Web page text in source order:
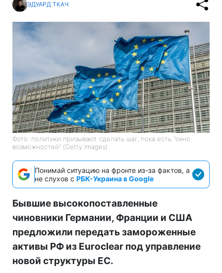
ЭДУАРД ТКАЧ
Фото: политики призывают сделать шаг, пока есть "окно
возможностей" (Getty Images)
Понимай ситуацию на фронте из-за фактов, а
не слухов с РБК-Украина в Google
Бывшие высокопоставленные
чиновники Германии, Франции и США
предложили передать замороженные
активы РФ из Euroclear под управление
новой структуры ЕС.